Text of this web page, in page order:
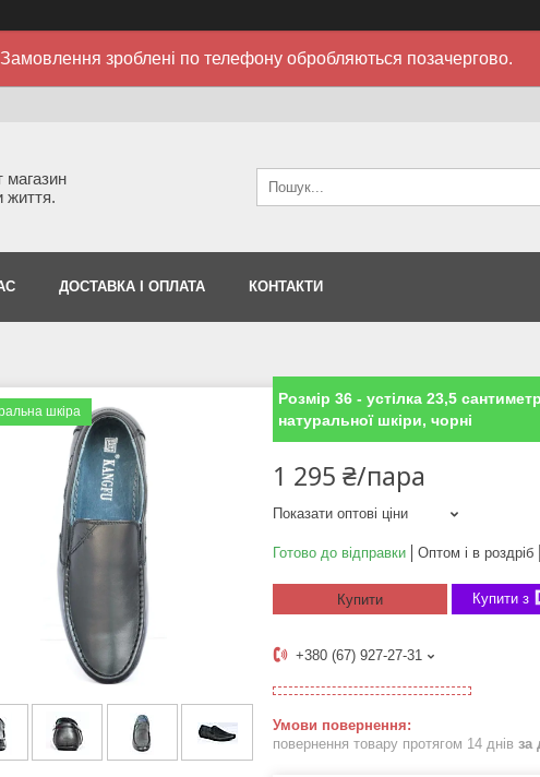
Замовлення зроблені по телефону обробляються позачергово.
магазин
життя.
ДОСТАВКА І ОПЛАТА КОНТАКТИ
шкіра
Розмір 36 - устілка 23,5
натуральної шкіри, чорні
1 295 ₴/пара
Показати оптові ціни
Готово до відправки Оптом і в роздріб
Купити Купити з
+380 (67) 927-27-31
повернення товару протягом 14 днів за